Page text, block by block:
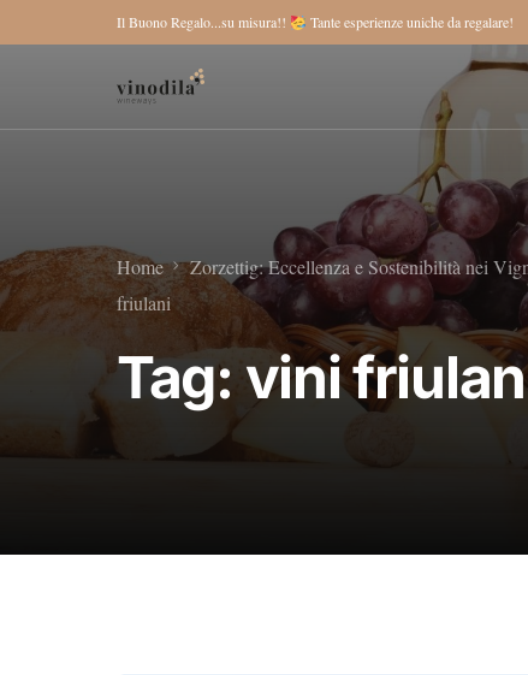
Il Buono Regalo...su misura!! Tante esperienze uniche da regalare!
Home Zorzettig: Eccellenza e Sostenibilità nei
friulani
Tag:vini